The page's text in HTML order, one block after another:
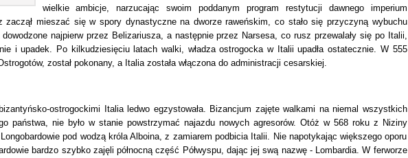
wielkie ambicje, narzucając swoim poddanym program restytucji dawnego imperium
zaczął mieszać się w spory dynastyczne na dworze raweńskim, co stało się przyczyną wybuchu
najpierw przez Belizariusza, a następnie przez Narsesa, co rusz przewalały się po Italii,
i upadek. Po kilkudziesięciu latach walki, władza ostrogocka w Italii upadła ostatecznie. W 555
został pokonany, a Italia została włączona do administracji cesarskiej.
ostrogockimi Italia ledwo egzystowała. Bizancjum zajęte walkami na niemal wszystkich
państwa, nie było w stanie powstrzymać najazdu nowych agresorów. Otóż w 568 roku z Niziny
pod wodzą króla Alboina, z zamiarem podbicia Italii. Nie napotykając większego oporu
bardzo szybko zajęli północną część Półwyspu, dając jej swą nazwę - Lombardia. W ferworze